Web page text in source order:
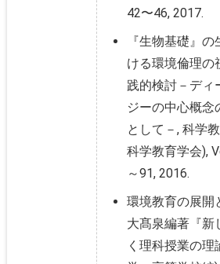
42〜46, 2017.
『生物基礎』
ける環境倫理の
践的検討－ディ
ジーの中心概念
として－, 科学
科学教育学会),
～91, 2016.
環境教育の展開
大髙泉編著『新
く理科授業の理